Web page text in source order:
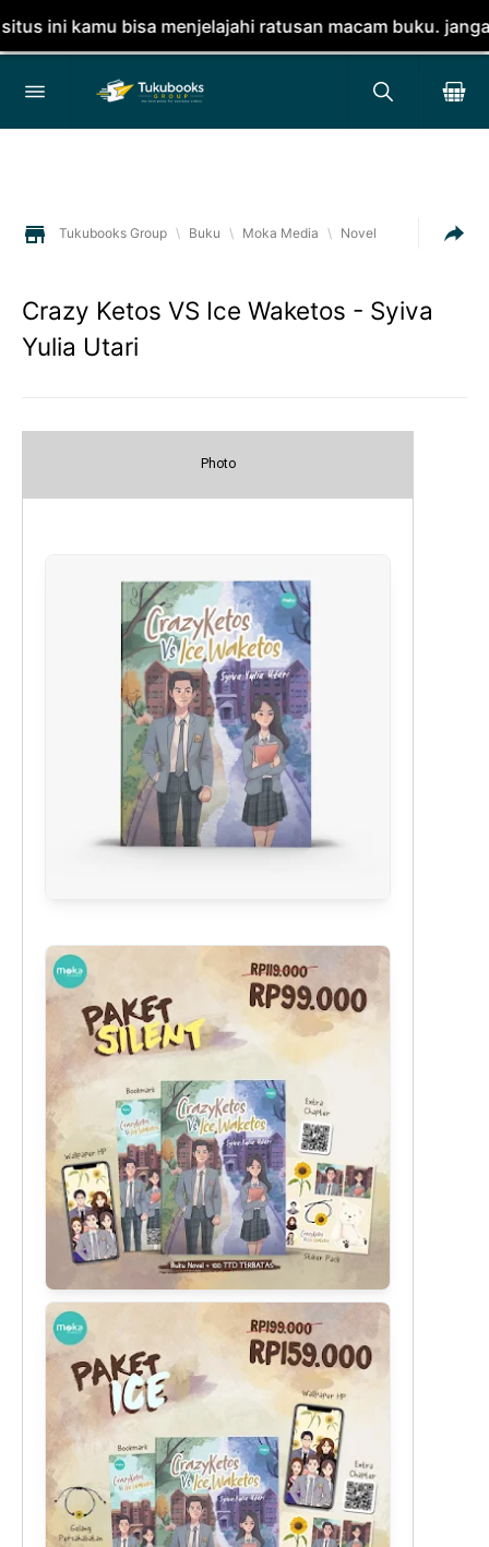
bisa menjelajahi ratusan macam buku. jangan lupa
Tukubooks Group \ Buku \ Moka Media \ Novel
Crazy Ketos VS Ice Waketos - Syiva
Yulia Utari
Photo